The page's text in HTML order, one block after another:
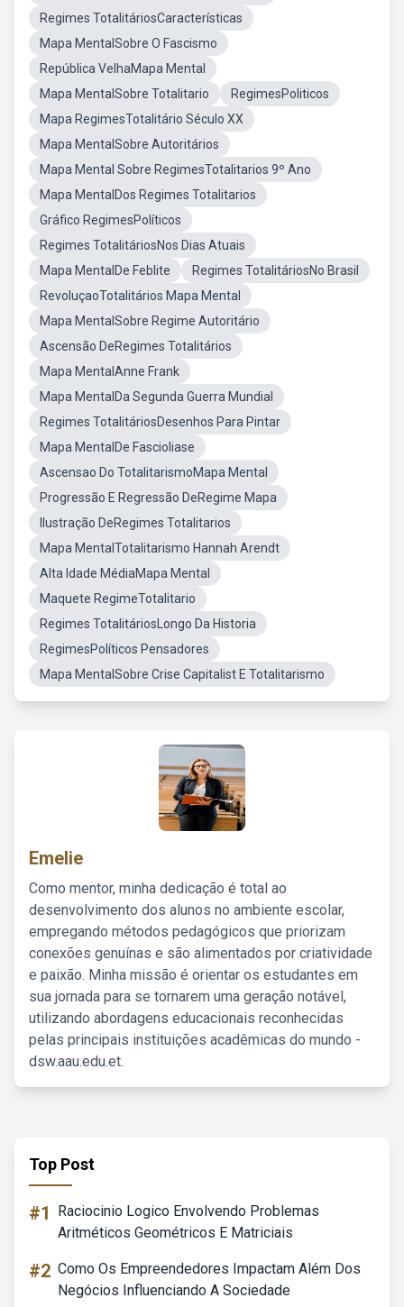
Regimes TotalitáriosCaracterísticas
Mapa MentalSobre O Fascismo
República VelhaMapa Mental
Mapa MentalSobre Totalitario
RegimesPoliticos
Mapa RegimesTotalitário Século XX
Mapa MentalSobre Autoritários
Mapa Mental Sobre RegimesTotalitarios 9º Ano
Mapa MentalDos Regimes Totalitarios
Gráfico RegimesPolíticos
Regimes TotalitáriosNos Dias Atuais
Mapa MentalDe Feblite
Regimes TotalitáriosNo Brasil
RevoluçaoTotalitários Mapa Mental
Mapa MentalSobre Regime Autoritário
Ascensão DeRegimes Totalitários
Mapa MentalAnne Frank
Mapa MentalDa Segunda Guerra Mundial
Regimes TotalitáriosDesenhos Para Pintar
Mapa MentalDe Fascioliase
Ascensao Do TotalitarismoMapa Mental
Progressão E Regressão DeRegime Mapa
Ilustração DeRegimes Totalitarios
Mapa MentalTotalitarismo Hannah Arendt
Alta Idade MédiaMapa Mental
Maquete RegimeTotalitario
Regimes TotalitáriosLongo Da Historia
RegimesPolíticos Pensadores
Mapa MentalSobre Crise Capitalist E Totalitarismo
Emelie
Como mentor, minha dedicação é total ao
desenvolvimento dos alunos no ambiente escolar,
empregando métodos pedagógicos que priorizam
conexões genuínas e são alimentados por criatividade
e paixão. Minha missão é orientar os estudantes em
sua jornada para se tornarem uma geração notável,
utilizando abordagens educacionais reconhecidas
pelas principais instituições acadêmicas do mundo -
dsw.aau.edu.et.
Top Post
#1
Raciocinio Logico Envolvendo Problemas
Aritméticos Geométricos E Matriciais
#2 Como Os Empreendedores Impactam Além Dos
Negócios Influenciando A Sociedade